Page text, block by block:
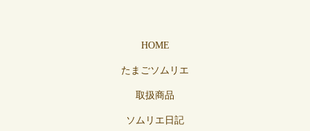
HOME
たまごソムリエ
取扱商品
ソムリエ日記